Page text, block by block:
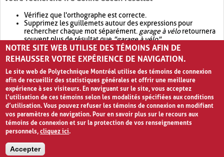
Vérifiez que l'orthographe est correcte.
Supprimez les guillemets autour des expressions pour
rechercher chaque mot séparément. garage à véloretournera
souvent plus de résultat que"garage à vélo".
Envisagez d'élargir votre recherche avec OR.garage OR vélo
retournera souvent plus de résultat quegarage à vélo
NOTRE SITE WEB UTILISE DES TÉMOINS AFIN DE
REHAUSSER VOTRE EXPÉRIENCE DE NAVIGATION.
Le site web de Polytechnique Montréal utilise des témoins de connexion
afin de recueillir des statistiques générales et offrir une meilleure
expérience à ses visiteurs. En naviguant sur le site, vous acceptez
l’utilisation de ces témoins selon les modalités spécifiées aux conditions
d’utilisation. Vous pouvez refuser les témoins de connexion en modifiant
vos paramètres de navigation. Pour en savoir plus sur le recours aux
témoins de connexion et sur la protection de vos renseignements
personnels,cliquez ici.
Accepter